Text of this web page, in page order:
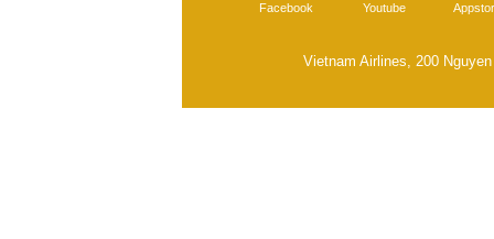
Facebook Youtube
Vietnam Airlines, 200